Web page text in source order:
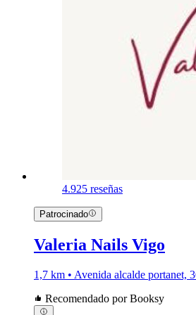
4.925 reseñas
Patrocinado
Valeria Nails Vigo
1,7 km • Avenida alcalde portanet,
Recomendado por Booksy